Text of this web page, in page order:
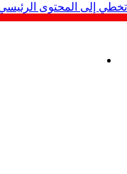
المحتوى الرئيسي